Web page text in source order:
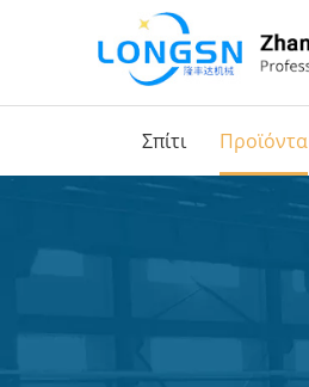
Σπίτι Προϊόντα